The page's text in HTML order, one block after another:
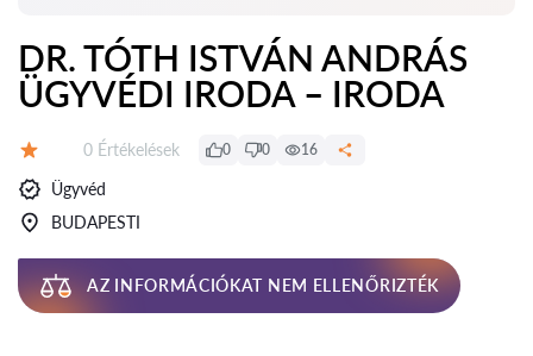
DR. TÓTH ISTVÁN ANDRÁS
ÜGYVÉDI IRODA – IRODA
Értékelések:
0 Értékelések 0 0 16
Ügyvéd
BUDAPESTI
AZ INFORMÁCIÓKAT NEM ELLENŐRIZTÉK